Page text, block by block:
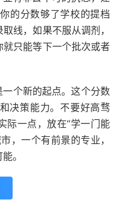
的分数够了学校的提档
线，如果不服从调剂，
只能等下一个批次或者
个新的起点。这个分数
决策能力。不要好高骛
际一点，放在“学一门能
，一个有前景的专业，
。